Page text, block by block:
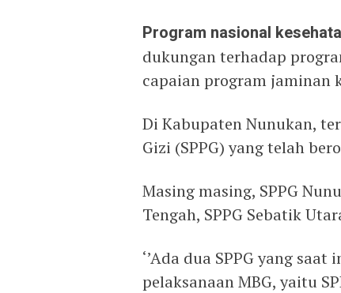
Program nasional
dukungan terhadap
capaian program jaminan
Di Kabupaten Nunukan,
Gizi (SPPG) yang telah
Masing masing, SPPG
Tengah, SPPG Sebatik
‘’Ada dua SPPG yang
pelaksanaan MBG, yaitu